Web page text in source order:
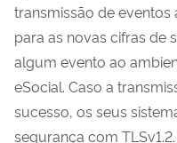
transmissão de
para as novas cifras de
algum evento ao
eSocial. Caso a
sucesso, os seus
segurança com TLSv1.2.